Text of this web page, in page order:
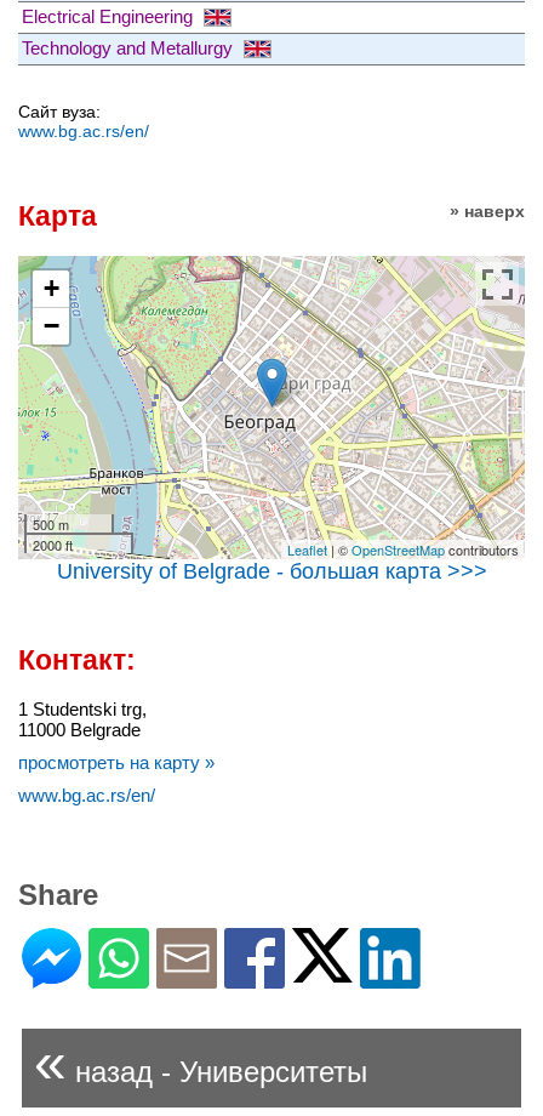
Electrical Engineering
Technology and Metallurgy
Сайт вуза:
www.bg.ac.rs/en/
» наверх
Карта
+
−
500 m
2000 ft
Leaflet| ©OpenStreetMapcontributors
University of Belgrade - большая карта >>>
Контакт:
1 Studentski trg,
11000 Belgrade
просмотреть на карту »
www.bg.ac.rs/en/
Share
« назад - Университеты